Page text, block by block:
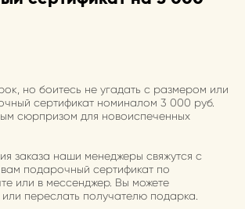
но боитесь не угадать с размером или
сертификат номиналом 3 000 руб.
сюрпризом для новоиспеченных
заказа наши менеджеры свяжутся с
подарочный сертификат по
или в мессенджер. Вы можете
переслать получателю подарка.